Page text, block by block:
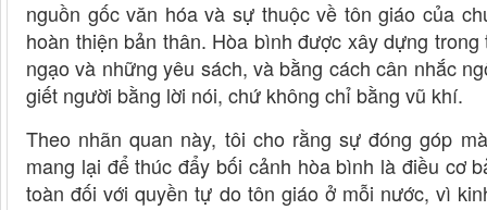
nguồn gốc văn hóa và sự thuộc về tôn giáo của
hoàn thiện bản thân. Hòa bình được xây dựng
ngạo và những yêu sách, và bằng cách cân nhắc
giết người bằng lời nói, chứ không chỉ bằng vũ khí.
Theo nhãn quan này, tôi cho rằng sự đóng góp
mang lại để thúc đẩy bối cảnh hòa bình là điều cơ
toàn đối với quyền tự do tôn giáo ở mỗi nước, vì